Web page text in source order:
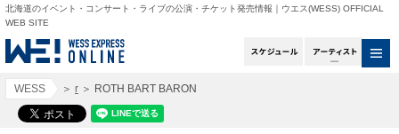
北海道のイベント・コンサート・ライブの公演・チケット発売情報｜ウエス(WESS) OFFICIAL
WEB SITE
スケジュールアー
WESS ＞ r ＞ ROTH BART BARON